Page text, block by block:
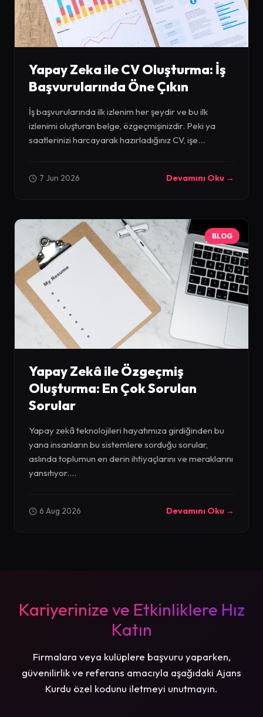
Yapay Zeka ile CV Oluşturma: İş
Başvurularında Öne Çıkın
İş başvurularında ilk izlenim her şeydir ve bu ilk
izlenimi oluşturan belge, özgeçmişinizdir. Peki ya
saatlerinizi harcayarak hazırladığınız CV, işe...
7 Jun 2026 Devamını Oku →
BLOG
Yapay Zekâ ile Özgeçmiş
Oluşturma: En Çok Sorulan
Sorular
Yapay zekâ teknolojileri hayatımıza girdiğinden bu
yana insanların bu sistemlere sorduğu sorular,
aslında toplumun en derin ihtiyaçlarını ve meraklarını
yansıtıyor....
6 Aug 2026 Devamını Oku →
Kariyerinize ve Etkinliklere Hız
Katın
Firmalara veya kulüplere başvuru yaparken,
güvenilirlik ve referans amacıyla aşağıdaki Ajans
Kurdu özel kodunu iletmeyi unutmayın.